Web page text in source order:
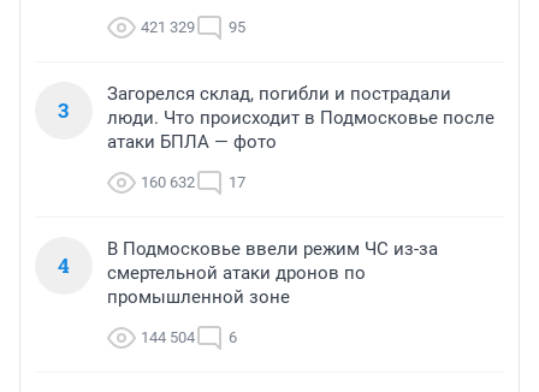
421 329 95
3
Загорелся склад, погибли и пострадали
люди. Что происходит в Подмосковье после
атаки БПЛА — фото
160 632 17
4
В Подмосковье ввели режим ЧС из-за
смертельной атаки дронов по
промышленной зоне
144 504 6